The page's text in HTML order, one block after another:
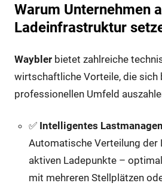
Warum Unternehmen
Ladeinfrastruktur
Waybler bietet zahlreiche
wirtschaftliche Vorteile, die sich
professionellen Umfeld
✅ Intelligentes
Automatische Verteilung der
aktiven Ladepunkte –
mit mehreren Stellplätzen